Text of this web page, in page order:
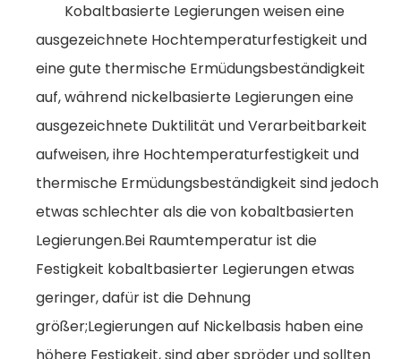
Kobaltbasierte Legierungen weisen eine
ausgezeichnete Hochtemperaturfestigkeit und
eine gute thermische Ermüdungsbeständigkeit
auf, während nickelbasierte Legierungen eine
ausgezeichnete Duktilität und Verarbeitbarkeit
aufweisen, ihre Hochtemperaturfestigkeit und
thermische Ermüdungsbeständigkeit sind jedoch
etwas schlechter als die von kobaltbasierten
Legierungen.Bei Raumtemperatur ist die
Festigkeit kobaltbasierter Legierungen etwas
geringer, dafür ist die Dehnung
größer;Legierungen auf Nickelbasis haben eine